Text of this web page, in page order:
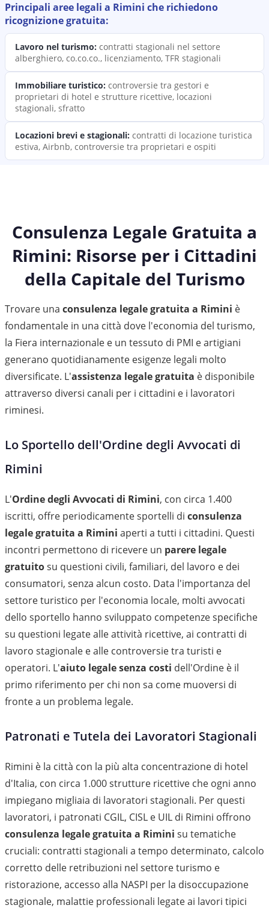
Principali aree legali a Rimini che richiedono
ricognizionegratuita:
Lavoro nel turismo: contratti stagionali nel settore
alberghiero, co.co.co., licenziamento, TFR stagionali
Immobiliare turistico: controversie tra gestori e
proprietari di hotel e strutture ricettive, locazioni
stagionali, sfratto
Locazioni brevi e stagionali: contratti di locazione turistica
estiva, Airbnb, controversie tra proprietari e ospiti
Consulenza Legale Gratuita a
Rimini: Risorse per i Cittadini
della Capitale del Turismo
Trovare una consulenza legale gratuita a Rimini è
fondamentale in una città dove l'economia del turismo,
la Fiera internazionale e un tessuto di PMI e artigiani
generano quotidianamente esigenze legali molto
diversificate. L'assistenza legale gratuita è disponibile
attraverso diversi canali per i cittadini e i lavoratori
riminesi.
Lo Sportello dell'Ordine degli Avvocati di
Rimini
L'Ordine degli Avvocati di Rimini, con circa 1.400
iscritti, offre periodicamente sportelli di consulenza
legale gratuita a Rimini aperti a tutti i cittadini. Questi
incontri permettono di ricevere un parere legale
gratuitosu questioni civili, familiari, del lavoro e dei
consumatori, senza alcun costo. Data l'importanza del
settore turistico per l'economia locale, molti avvocati
dello sportello hanno sviluppato competenze specifiche
su questioni legate alle attività ricettive, ai contratti di
lavoro stagionale e alle controversie tra turisti e
operatori. L'aiuto legale senza costi dell'Ordine è il
primo riferimento per chi non sa come muoversi di
fronte a un problema legale.
Patronati e Tutela dei Lavoratori Stagionali
Rimini è la città con la più alta concentrazione di hotel
d'Italia, con circa 1.000 strutture ricettive che ogni anno
impiegano migliaia di lavoratori stagionali. Per questi
lavoratori, i patronati CGIL, CISL e UIL di Rimini offrono
consulenza legale gratuita a Rimini su tematiche
cruciali: contratti stagionali a tempo determinato, calcolo
corretto delle retribuzioni nel settore turismo e
ristorazione, accesso alla NASPI per la disoccupazione
stagionale, malattie professionali legate ai lavori tipici